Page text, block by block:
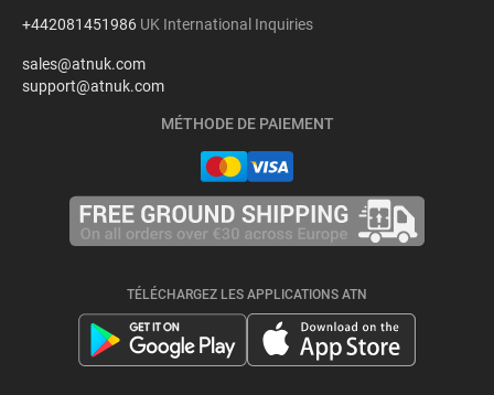
+442081451986 UK International Inquiries
sales@atnuk.com
support@atnuk.com
MÉTHODE DE PAIEMENT
TÉLÉCHARGEZ LES APPLICATIONS ATN